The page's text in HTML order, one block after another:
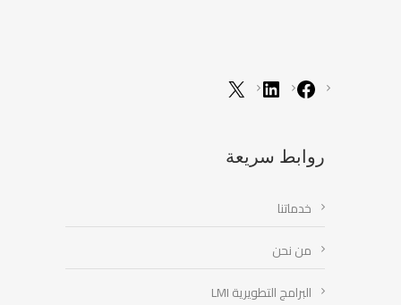
روابط سريعة
خدماتنا
من نحن
البرامج التطويرية LMI